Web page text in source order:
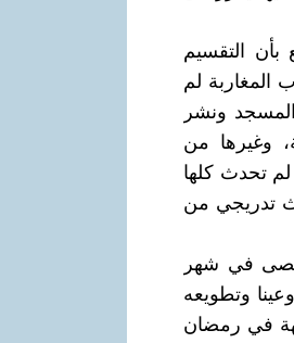
التقسيم
المغاربة لم
ونشر
وغيرها من
تحدث كلها
تدريجي من
في شهر
وتطويعه
في رمضان